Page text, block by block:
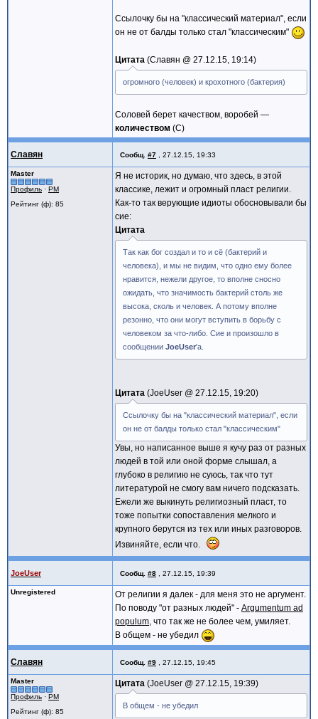
Ссылочку бы на "классический материал", если
он не от балды только стал "классическим"
Цитата Славян @ 27.12.15, 19:14
огромного (человек) и крохотного (бактерия)
Соловей берет качеством, воробей —
количеством (С)
Славян Сообщ. #7 27.12.15, 19:33
Master
Профиль · PM
Рейтинг (ф): 85
Я не историк, но думаю, что здесь, в этой
классике, лежит и огромный пласт религии.
Как-то так верующие идиоты обосновывали бы
сие:
Цитата
Так как бог создал и то и сё (бактерий и
человека), и мы не видим, что одно ему более
нравится, нежели другое, то вполне сносно
ожидать, что значимость бактерий столь же
высока, сколь и человек. А потому вполне
резонно, что они могут вступить в борьбу с
человеком за что-либо. Сие и произошло в
сообщении JoeUser'а.
Цитата JoeUser @ 27.12.15, 19:20
Ссылочку бы на "классический материал", если
он не от балды только стал "классическим"
Увы, но написанное выше я кучу раз от разных
людей в той или оной форме слышал, а
глубоко в религию не суюсь, так что тут
литературой не смогу вам ничего подсказать.
Ежели же выкинуть религиозный пласт, то
тоже попытки сопоставления мелкого и
крупного берутся из тех или иных разговоров.
Извиняйте, если что.
JoeUser Сообщ. #8 27.12.15, 19:39
Unregistered
От религии я далек - для меня это не аргумент.
По поводу "от разных людей" - Argumentum ad
populum, что так же не более чем, умиляет.
В общем - не убедил
Славян Сообщ. #9 27.12.15, 19:45
Master
Профиль · PM
Рейтинг (ф): 85
Цитата JoeUser @ 27.12.15, 19:39
В общем - не убедил